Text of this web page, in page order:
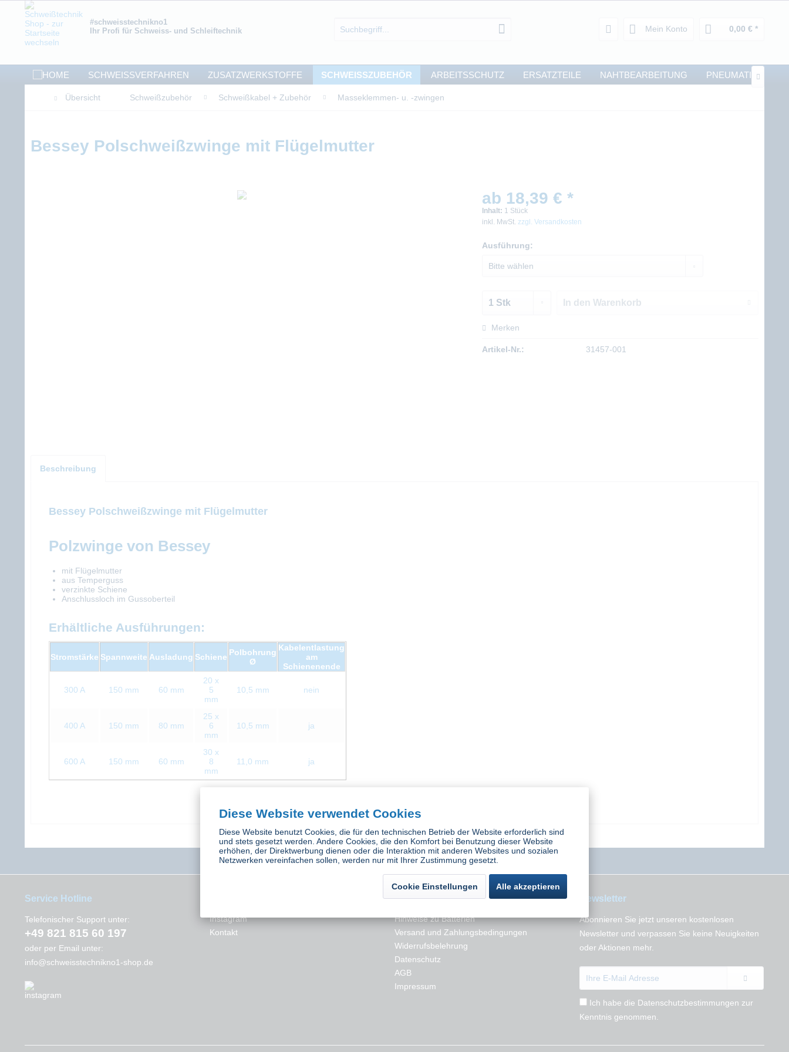
#schweisstechnikno1
Ihr Profi für Schweiss- und Schleiftechnik
Mein Konto 0,00 € *
SCHWEISSVERFAHREN ZUSATZWERKSTOFFE SCHWEISSZUBEHÖR ARBEITSSCHUTZ ERSATZTEILE NAHTBEARBEITUNG PNEUMATIK
Übersicht Schweißzubehör Schweißkabel + Zubehör Masseklemmen- u. -zwingen
Bessey Polschweißzwinge mit Flügelmutter
ab 18,39 € *
Inhalt: 1 Stück
inkl. MwSt. zzgl. Versandkosten
Ausführung:
In den Warenkorb
Merken
Artikel-Nr.: 31457-001
Beschreibung
Bessey Polschweißzwinge mit Flügelmutter
Polzwinge von Bessey
mit Flügelmutter
aus Temperguss
verzinkte Schiene
Anschlussloch im Gussoberteil
Erhältliche Ausführungen:
Stromstärke Spannweite Ausladung Schiene Polbohrung
Ø
Kabelentlastung
am
Schienenende
300 A 150 mm 60 mm
20 x
5
mm
10,5 mm nein
400 A 150 mm 80 mm
25 x
6
mm
10,5 mm ja
600 A 150 mm 60 mm
30 x
8
mm
11,0 mm ja
Service Hotline
Telefonischer Support unter:
+49 821 815 60 197
oder per Email unter:
info@schweisstechnikno1-shop.de
Instagram
Kontakt
Rechtliches
Hinweise zu Batterien
Versand und Zahlungsbedingungen
Widerrufsbelehrung
Datenschutz
AGB
Impressum
Newsletter
Abonnieren Sie jetzt unseren kostenlosen
Newsletter und verpassen Sie keine Neuigkeiten
oder Aktionen mehr.
Ich habe die Datenschutzbestimmungen zur
Kenntnis genommen.
Diese Website verwendet Cookies
Diese Website benutzt Cookies, die für den technischen Betrieb der Website erforderlich sind
und stets gesetzt werden. Andere Cookies, die den Komfort bei Benutzung dieser Website
erhöhen, der Direktwerbung dienen oder die Interaktion mit anderen Websites und sozialen
Netzwerken vereinfachen sollen, werden nur mit Ihrer Zustimmung gesetzt.
Cookie Einstellungen Alle akzeptieren